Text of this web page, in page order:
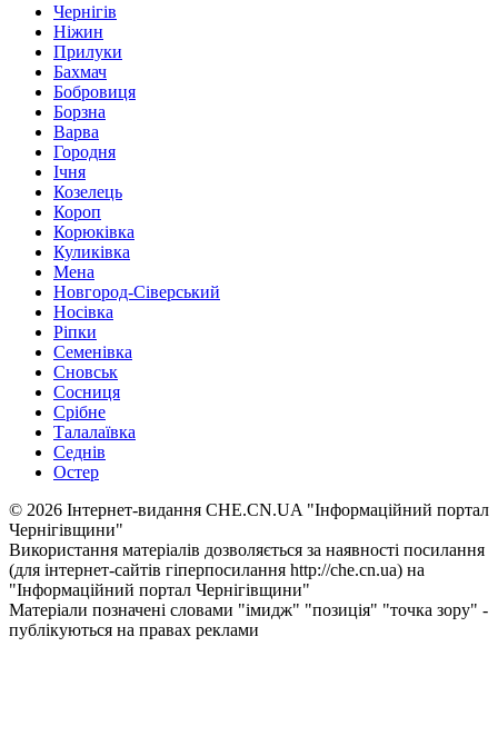
Чернігів
Ніжин
Прилуки
Бахмач
Бобровиця
Борзна
Варва
Городня
Ічня
Козелець
Короп
Корюківка
Куликівка
Мена
Новгород-Сіверський
Носівка
Ріпки
Семенівка
Сновськ
Сосниця
Срібне
Талалаївка
Седнів
Остер
© 2026 Інтернет-видання CHE.CN.UA "Інформаційний портал
Чернiгiвщини"
Використання матеріалів дозволяється за наявності посилання
(для інтернет-сайтів гіперпосилання http://che.cn.ua) на
"Інформаційний портал Чернiгiвщини"
Матеріали позначені словами "імидж" "позиція" "точка зору" -
публікуються на правах реклами